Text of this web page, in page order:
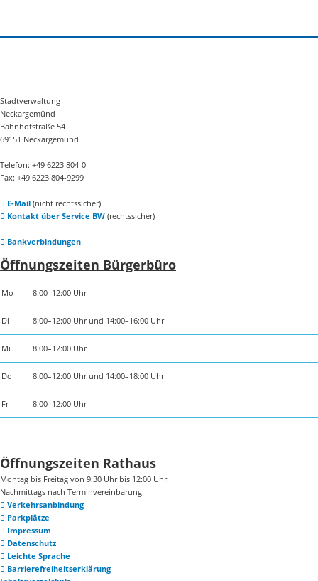
Stadtverwaltung
Neckargemünd
Bahnhofstraße 54
69151 Neckargemünd
Telefon: +49 6223 804-0
Fax: +49 6223 804-9299
E-Mail(nicht rechtssicher)
Kontakt über Service BW(rechtssicher)
Bankverbindungen
Öffnungszeiten Bürgerbüro
Mo 8:00–12:00 Uhr
Di 8:00–12:00 Uhr und 14:00–16:00 Uhr
Mi 8:00–12:00 Uhr
Do 8:00–12:00 Uhr und 14:00–18:00 Uhr
Fr 8:00–12:00 Uhr
Öffnungszeiten Rathaus
Montag bis Freitag von 9:30 Uhr bis 12:00 Uhr.
Nachmittags nach Terminvereinbarung.
Verkehrsanbindung
Parkplätze
Impressum
Datenschutz
Leichte Sprache
Barrierefreiheitserklärung